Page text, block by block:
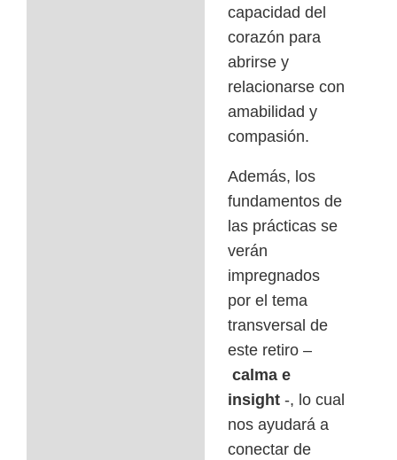
capacidad del
corazón para
abrirse y
relacionarse con
amabilidad y
compasión.
Además, los
fundamentos de
las prácticas se
verán
impregnados
por el tema
transversal de
este retiro –
calma e
insight -, lo cual
nos ayudará a
conectar de